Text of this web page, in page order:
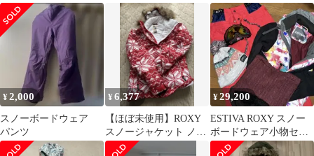
裏ボア 総柄 フルジ
ップ 黒 M
¥2,000
スノーボードウェア
パンツ
¥6,377
【ほぼ未使用】ROXY
スノージャケット ノル
ディック柄 Mサイズ
¥29,200
ESTIVA ROXY スノー
ボードウェア小物セッ
ト